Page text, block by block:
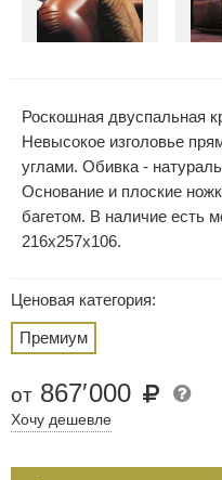
Роскошная двуспальная
Невысокое изголовье
углами. Обивка -
Основание и плоские
багетом. В наличие есть
216х257х106.
Ценовая категория:
Премиум
от 867′000
Хочу дешевле